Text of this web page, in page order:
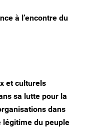
à l’encontre du
et culturels
sa lutte pour la
dans
légitime du peuple